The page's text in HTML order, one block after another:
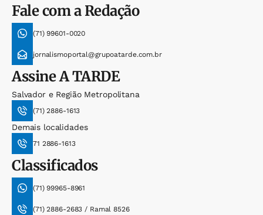
Fale com a Redação
(71) 99601-0020
jornalismoportal@grupoatarde.com.br
AssineA TARDE
Salvador e Região Metropolitana
(71) 2886-1613
Demais localidades
71 2886-1613
Classificados
(71) 99965-8961
(71) 2886-2683 / Ramal 8526